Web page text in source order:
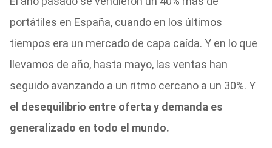
portátiles en España, cuando en los últimos
tiempos era un mercado de capa caída. Y en lo que
llevamos de año, hasta mayo, las ventas han
seguido avanzando a un ritmo cercano a un 30%. Y
el desequilibrio entre oferta y demanda es
generalizado en todo el mundo.